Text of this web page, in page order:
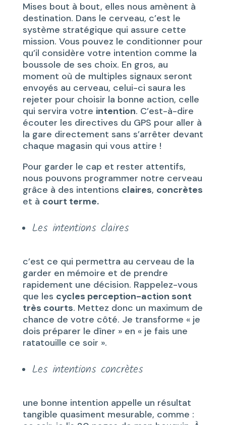
Mises bout à bout, elles nous amènent à
destination. Dans le cerveau, c’est le
système stratégique qui assure cette
mission. Vous pouvez le conditionner pour
qu’il considère votre intention comme la
boussole de ses choix. En gros, au
moment où de multiples signaux seront
envoyés au cerveau, celui-ci saura les
rejeter pour choisir la bonne action, celle
qui servira votre intention. C’est-à-dire
écouter les directives du GPS pour aller à
la gare directement sans s’arrêter devant
chaque magasin qui vous attire !
Pour garder le cap et rester attentifs,
nous pouvons programmer notre cerveau
grâce à des intentions claires, concrètes
et à court terme.
Les intentions claires
c’est ce qui permettra au cerveau de la
garder en mémoire et de prendre
rapidement une décision. Rappelez-vous
que les cycles perception-action sont
très courts. Mettez donc un maximum de
chance de votre côté. Je transforme « je
dois préparer le dîner » en « je fais une
ratatouille ce soir ».
Les intentions concrètes
une bonne intention appelle un résultat
tangible quasiment mesurable, comme :